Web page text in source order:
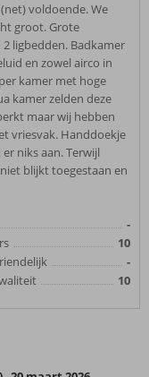
voldoende. We
groot. Grote
ligbedden. Badkamer
en zowel airco in
kamer met hoge
kamer zelden deze
maar wij hebben
vriesvak. Handdoekje
niks aan. Terwijl
blijkt toegestaan en
-
10
-
10